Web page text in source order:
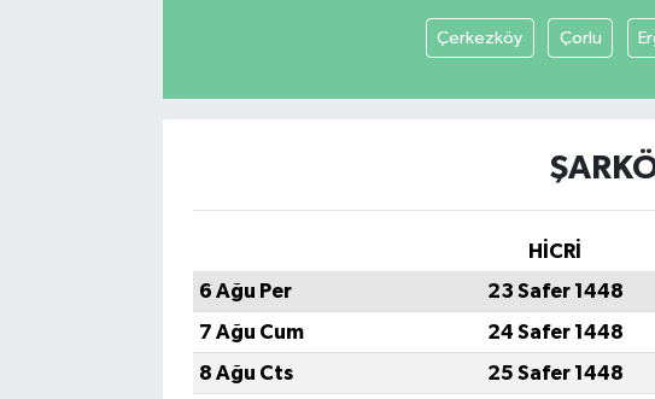
Çerkezköy Çorlu
HİCRİ
6 Ağu Per
23 Safer 1448
7 Ağu Cum
24 Safer 1448
8 Ağu Cts
25 Safer 1448